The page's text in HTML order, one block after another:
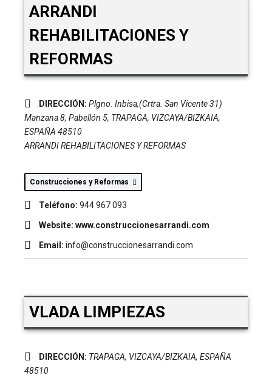
ARRANDI
REHABILITACIONES Y
REFORMAS
DIRECCIÓN: Plgno. Inbisa,(Crtra. San Vicente 31)
Manzana 8, Pabellón 5, TRAPAGA, VIZCAYA/BIZKAIA,
ESPAÑA 48510
ARRANDI REHABILITACIONES Y REFORMAS
Construcciones y Reformas
Teléfono: 944 967 093
Website: www.construccionesarrandi.com
Email: info@construccionesarrandi.com
VLADA LIMPIEZAS
DIRECCIÓN: TRAPAGA, VIZCAYA/BIZKAIA, ESPAÑA
48510